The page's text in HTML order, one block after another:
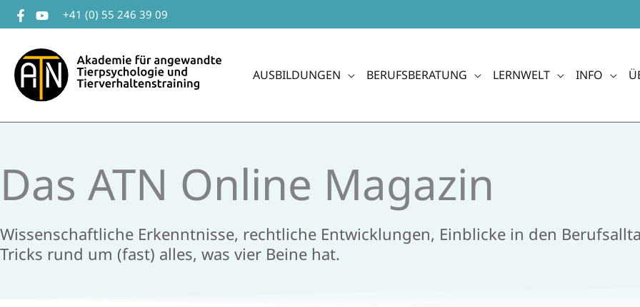
Zum
Inhalt
+41 (0) 55 246 39 09
AUSBILDUNGEN BERUFSBERATUNG LERNWELT INFO
Das ATN ​Online Magazin
Wissenschaftliche Erkenntnisse, rechtliche Entwicklungen, Einblicke in den
Tricks rund um (fast) alles, was vier Beine hat.​